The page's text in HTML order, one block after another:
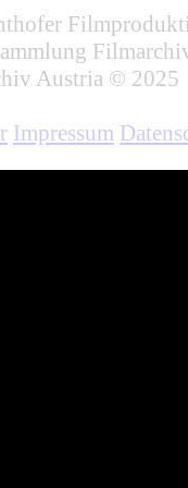
Austria © 2025
Impressum